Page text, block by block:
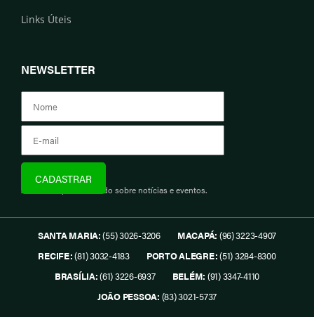
Links Úteis
NEWSLETTER
Assine e fique informado sobre notícias e eventos.
SANTA MARIA:(55) 3026-3206 MACAPÁ: (96) 3223-4907
RECIFE:(81) 3032-4183 PORTO ALEGRE:(51) 3284-8300
BRASÍLIA:(61) 3226-6937 BELÉM: (91) 3347-4110
JOÃO PESSOA: (83) 3021-5737